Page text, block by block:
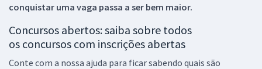
conquistar uma vaga passa a ser bem maior.
Concursos abertos: saiba sobre todos
os concursos com inscrições abertas
Conte com a nossa ajuda para ficar sabendo quais são